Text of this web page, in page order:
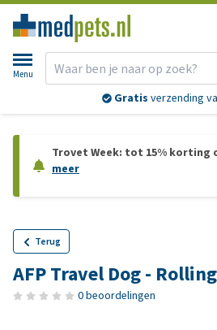
Menu
Gratis verzending
Trovet Week: tot 15% korting
meer
Terug
AFP Travel Dog -
0 beoordelingen